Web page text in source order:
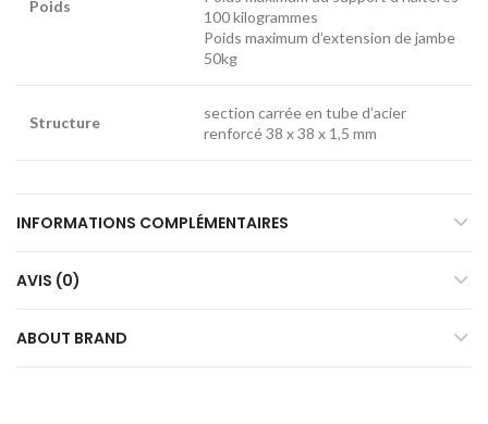
Poids
100 kilogrammes
Poids maximum d’extension de jambe
50kg
Structure
section carrée en tube d’acier
renforcé 38 x 38 x 1,5 mm
INFORMATIONS COMPLÉMENTAIRES
AVIS (0)
ABOUT BRAND